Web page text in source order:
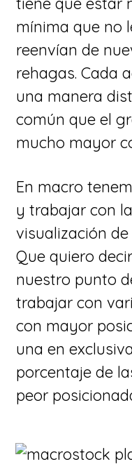
mínima que no
reenvían de
rehagas. Cada
una manera
común que el
mucho mayor
En macro
y trabajar con
visualización
Que quiero
nuestro punto
trabajar con
con mayor
una en
porcentaje de
peor